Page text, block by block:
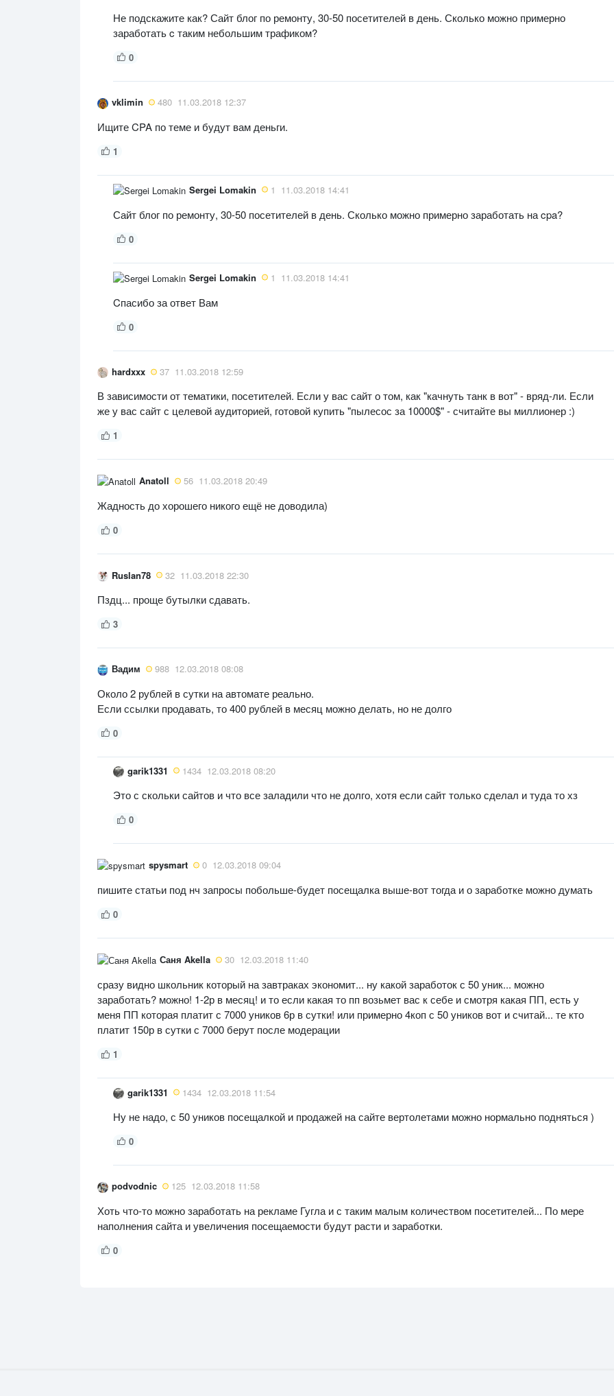
Не подскажите как? Сайт блог по ремонту, 30-50 посетителей в день. Сколько можно примерно
заработать c таким небольшим трафиком?
0
vklimin 480 11.03.2018 12:37
Ищите CPA по теме и будут вам деньги.
1
Sergei Lomakin 1 11.03.2018 14:41
Сайт блог по ремонту, 30-50 посетителей в день. Сколько можно примерно заработать на cpa?
0
Sergei Lomakin 1 11.03.2018 14:41
Cпасибо за ответ Вам
0
hardxxx 37 11.03.2018 12:59
В зависимости от тематики, посетителей. Если у вас сайт о том, как "качнуть танк в вот" - вряд-ли. Если
же у вас сайт с целевой аудиторией, готовой купить "пылесос за 10000$" - считайте вы миллионер :)
1
Anatoll 56 11.03.2018 20:49
Жадность до хорошего никого ещё не доводила)
0
Ruslan78 32 11.03.2018 22:30
Пздц... проще бутылки сдавать.
3
Вадим 988 12.03.2018 08:08
Около 2 рублей в сутки на автомате реально.
Если ссылки продавать, то 400 рублей в месяц можно делать, но не долго
0
garik1331 1434 12.03.2018 08:20
Это с скольки сайтов и что все заладили что не долго, хотя если сайт только сделал и туда то хз
0
spysmart 0 12.03.2018 09:04
пишите статьи под нч запросы побольше-будет посещалка выше-вот тогда и о заработке можно думать
0
Саня Akella 30 12.03.2018 11:40
сразу видно школьник который на завтраках экономит... ну какой заработок с 50 уник... можно
заработать? можно! 1-2р в месяц! и то если какая то пп возьмет вас к себе и смотря какая ПП, есть у
меня ПП которая платит с 7000 уников 6р в сутки! или примерно 4коп с 50 уников вот и считай... те кто
платит 150р в сутки с 7000 берут после модерации
1
garik1331 1434 12.03.2018 11:54
Ну не надо, с 50 уников посещалкой и продажей на сайте вертолетами можно нормально подняться )
0
podvodnic 125 12.03.2018 11:58
Хоть что-то можно заработать на рекламе Гугла и с таким малым количеством посетителей... По мере
наполнения сайта и увеличения посещаемости будут расти и заработки.
0